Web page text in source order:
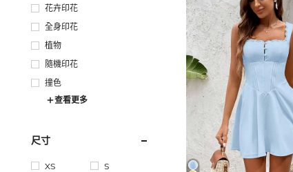
花卉印花
全身印花
植物
隨機印花
撞色
查看更多
尺寸
XS
S